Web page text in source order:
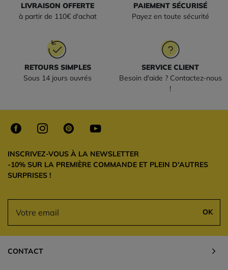
LIVRAISON OFFERTE
à partir de 110€ d'achat
PAIEMENT SÉCURISÉ
Payez en toute sécurité
RETOURS SIMPLES
Sous 14 jours ouvrés
SERVICE CLIENT
Besoin d'aide ? Contactez-nous
!
INSCRIVEZ-VOUS À LA NEWSLETTER
-10% SUR LA PREMIÈRE COMMANDE ET PLEIN D'AUTRES
SURPRISES !
OK
CONTACT